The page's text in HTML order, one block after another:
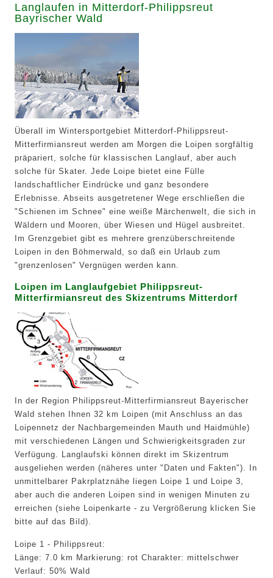
Langlaufen in Mitterdorf-Philippsreut
Bayrischer Wald
Überall im Wintersportgebiet Mitterdorf-Philippsreut-
Mitterfirmiansreut werden am Morgen die Loipen sorgfältig
präpariert, solche für klassischen Langlauf, aber auch
solche für Skater. Jede Loipe bietet eine Fülle
landschaftlicher Eindrücke und ganz besondere
Erlebnisse. Abseits ausgetretener Wege erschließen die
"Schienen im Schnee" eine weiße Märchenwelt, die sich in
Wäldern und Mooren, über Wiesen und Hügel ausbreitet.
Im Grenzgebiet gibt es mehrere grenzüberschreitende
Loipen in den Böhmerwald, so daß ein Urlaub zum
"grenzenlosen" Vergnügen werden kann.
Loipen im Langlaufgebiet Philippsreut-
Mitterfirmiansreut des Skizentrums Mitterdorf
In der Region Philippsreut-Mitterfirmiansreut Bayerischer
Wald stehen Ihnen 32 km Loipen (mit Anschluss an das
Loipennetz der Nachbargemeinden Mauth und Haidmühle)
mit verschiedenen Längen und Schwierigkeitsgraden zur
Verfügung. Langlaufski können direkt im Skizentrum
ausgeliehen werden (näheres unter "Daten und Fakten"). In
unmittelbarer Pakrplatznähe liegen Loipe 1 und Loipe 3,
aber auch die anderen Loipen sind in wenigen Minuten zu
erreichen (siehe Loipenkarte - zu Vergrößerung klicken Sie
bitte auf das Bild).
Loipe 1 - Philippsreut:
Länge: 7.0 km Markierung: rot Charakter: mittelschwer
Verlauf: 50% Wald